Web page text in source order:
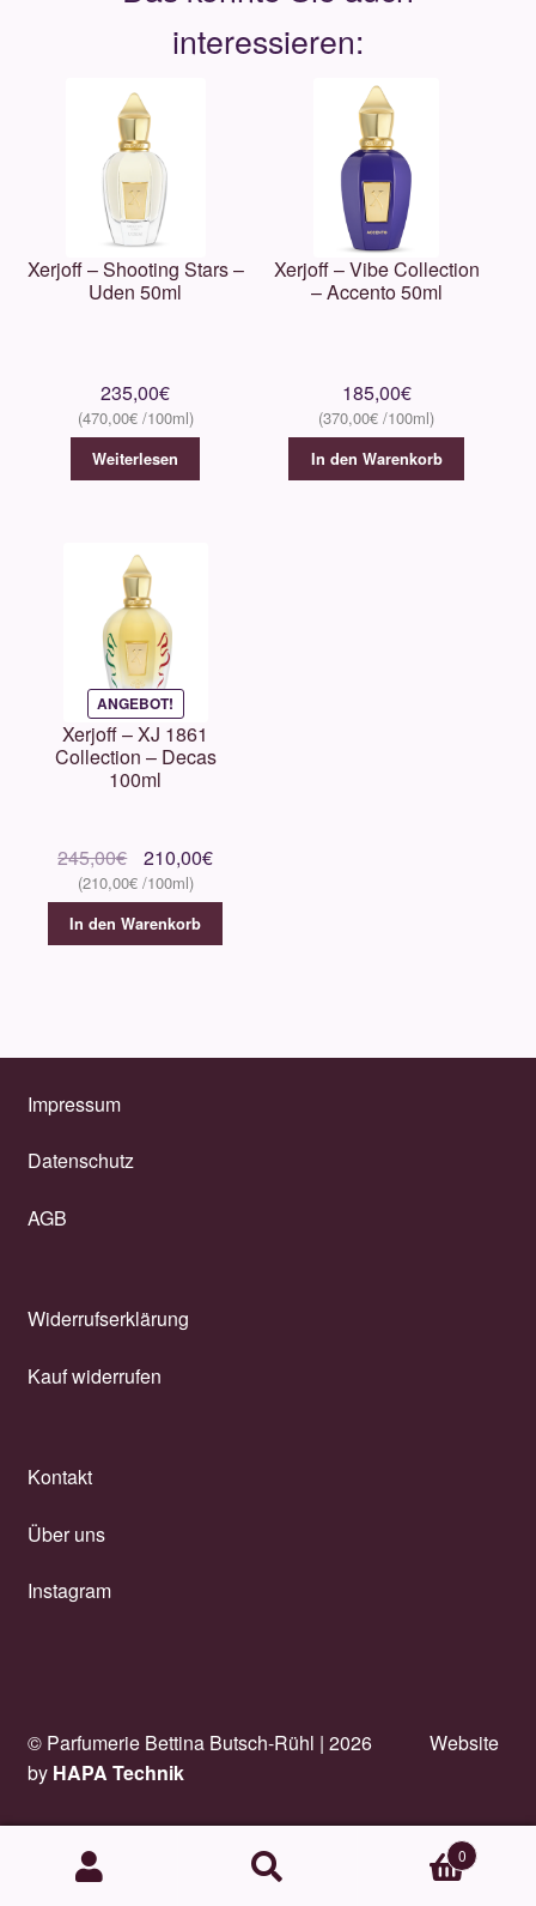
Xerjoff – Shooting Stars –
Uden 50ml
235,00€
470,00€
Weiterlesen
Xerjoff – Vibe Collection
– Accento 50ml
185,00€
370,00€
In den Warenkorb
Xerjoff – XJ 1861
Collection – Decas
100ml
ANGEBOT!
245,00€ Ursprünglicher
Preis
war:
245,00€
210,00€Aktueller
210,00€.
210,00€
In den Warenkorb
Impressum
Datenschutz
AGB
Widerrufserklärung
Kauf widerrufen
Kontakt
Über uns
Instagram
© Parfumerie Bettina Butsch-Rühl | 2026
Website
by HAPA Technik
Suchen
0